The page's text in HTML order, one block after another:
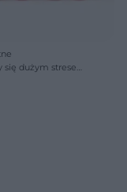
dużym stresem